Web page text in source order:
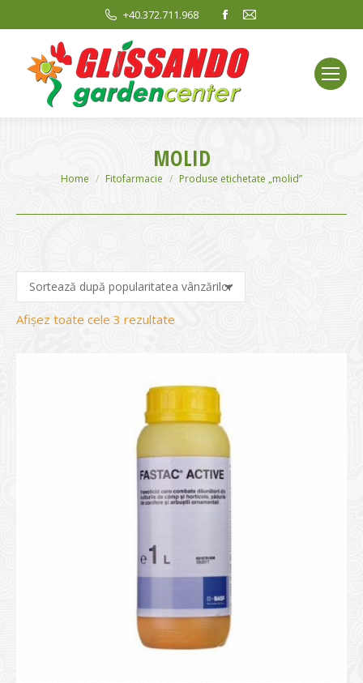
+40.372.711.968
Facebook
opens
in
new
window
Mail
window
MOLID
You are here:
Home Fitofarmacie Produse etichetate „molid”
Afișez toate cele 3 rezultate